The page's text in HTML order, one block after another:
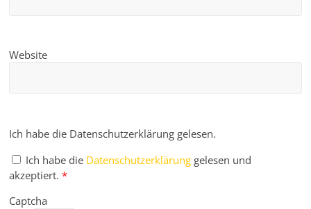
Website
Ich habe die Datenschutzerklärung gelesen.
Ich habe die Datenschutzerklärung gelesen und
akzeptiert. *
Captcha